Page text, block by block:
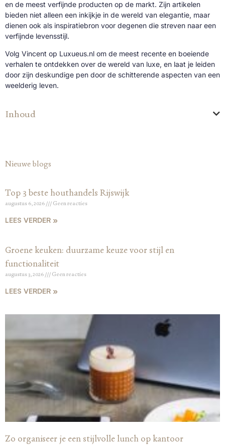
en de meest verfijnde producten op de markt. Zijn artikelen
bieden niet alleen een inkijkje in de wereld van elegantie, maar
dienen ook als inspiratiebron voor degenen die streven naar een
verfijnde levensstijl.
Volg Vincent op Luxueus.nl om de meest recente en boeiende
verhalen te ontdekken over de wereld van luxe, en laat je leiden
door zijn deskundige pen door de schitterende aspecten van een
weelderig leven.
Inhoud
Nieuwe blogs
Top 3 beste houthandels Rijswijk
augustus 6, 2026 Geen reacties
LEES VERDER »
Groene keuken: duurzame keuze voor stijl en
functionaliteit
augustus 3, 2026 Geen reacties
LEES VERDER »
Zo organiseer je een stijlvolle lunch op kantoor